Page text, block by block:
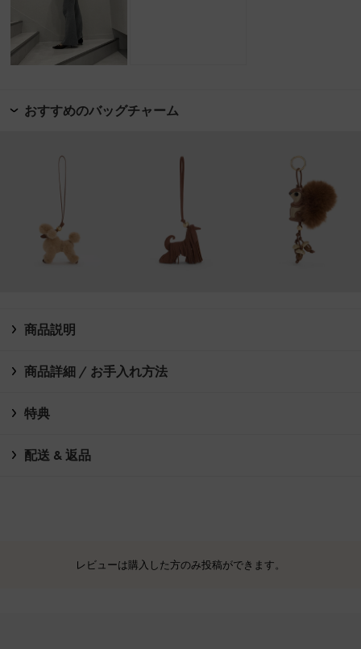
おすすめのバッグチャーム
商品説明
商品詳細 / お手入れ方法
特典
配送 & 返品
レビューは購入した方のみ投稿ができます。